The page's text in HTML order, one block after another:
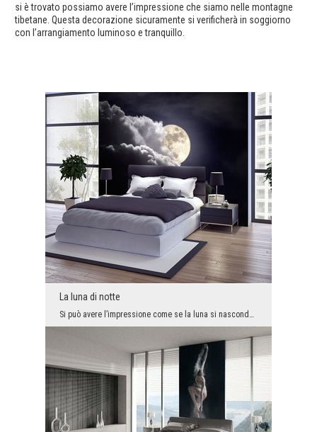
si è trovato possiamo avere l’impressione che siamo nelle montagne
tibetane. Questa decorazione sicuramente si verificherà in soggiorno
con l’arrangiamento luminoso e tranquillo.
La luna di notte
Si può avere l’impressione come se la luna si nascondeva timidamente dietro le nuvole. A causa de...